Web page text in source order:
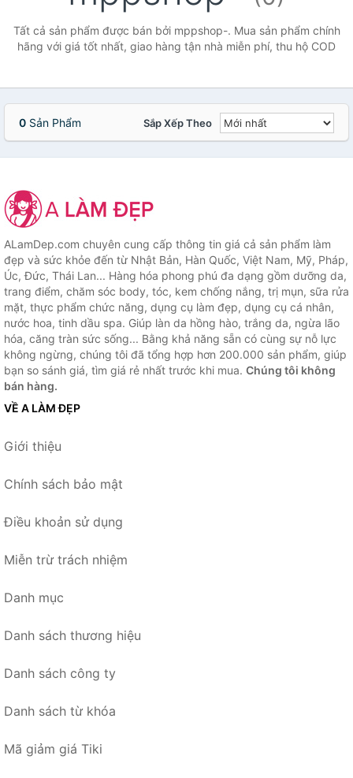
Waterproof
Mascara
The Face
Tất cả sản phẩm được bán bởi mppshop-. Mua sản phẩm chính
hãng với giá tốt nhất, giao hàng tận nhà miễn phí, thu hộ COD
0 Sản Phẩm Sắp Xếp Theo
ALamDep.com chuyên cung cấp thông tin giá cả sản phẩm làm
đẹp và sức khỏe đến từ Nhật Bản, Hàn Quốc, Việt Nam, Mỹ, Pháp,
Úc, Đức, Thái Lan... Hàng hóa phong phú đa dạng gồm dưỡng da,
trang điểm, chăm sóc body, tóc, kem chống nắng, trị mụn, sữa rửa
mặt, thực phẩm chức năng, dụng cụ làm đẹp, dụng cụ cá nhân,
nước hoa, tinh dầu spa. Giúp làn da hồng hào, trắng da, ngừa lão
hóa, căng tràn sức sống... Bằng khả năng sẵn có cùng sự nỗ lực
không ngừng, chúng tôi đã tổng hợp hơn 200.000 sản phẩm, giúp
bạn so sánh giá, tìm giá rẻ nhất trước khi mua. Chúng tôi không
bán hàng.
VỀ A LÀM ĐẸP
Giới thiệu
Chính sách bảo mật
Điều khoản sử dụng
Miễn trừ trách nhiệm
Danh mục
Danh sách thương hiệu
Danh sách công ty
Danh sách từ khóa
Mã giảm giá Tiki